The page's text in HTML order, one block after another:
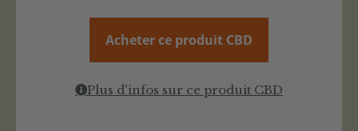
Acheter ce produit CBD
Plus d'infos sur ce produit CBD